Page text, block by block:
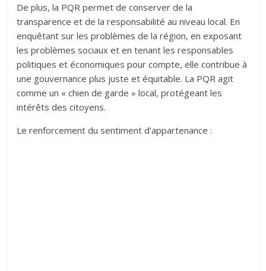
De plus, la PQR permet de conserver de la
transparence et de la responsabilité au niveau local. En
enquêtant sur les problèmes de la région, en exposant
les problèmes sociaux et en tenant les responsables
politiques et économiques pour compte, elle contribue à
une gouvernance plus juste et équitable. La PQR agit
comme un « chien de garde » local, protégeant les
intérêts des citoyens.
Le renforcement du sentiment d’appartenance :